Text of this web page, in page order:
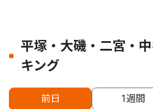
平塚・大磯・二宮・
キング
前日 1週間